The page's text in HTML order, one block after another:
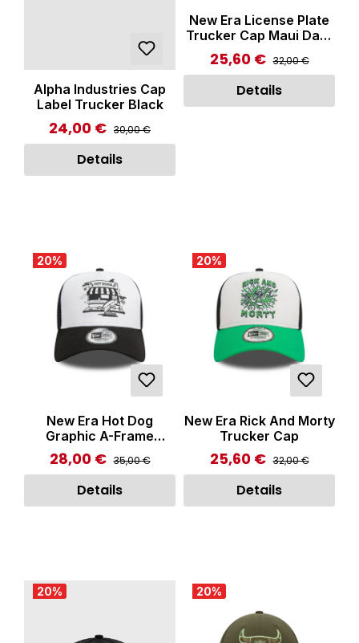
Alpha Industries Cap
Label Trucker Black
Verkaufspreis:
24,00 € Regulärer Preis:
30,00 €
Details
New Era License Plate
Trucker Cap Maui Dark
Blue
Verkaufspreis:
25,60 € Regulärer Preis:
32,00 €
Details
20%
New Era Hot Dog
Graphic A-Frame
Trucker Cap Black
Verkaufspreis:
28,00 € Regulärer Preis:
35,00 €
Details
20%
New Era Rick And Morty
Trucker Cap
Verkaufspreis:
25,60 € Regulärer Preis:
32,00 €
Details
20% 20%